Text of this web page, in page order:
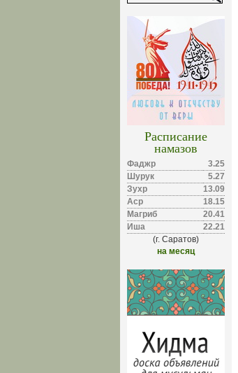
Расписание
намазов
Фаджр
3.25
Шурук
5.27
Зухр
13.09
Аср
18.15
Магриб
20.41
Иша
22.21
(г. Саратов)
на месяц